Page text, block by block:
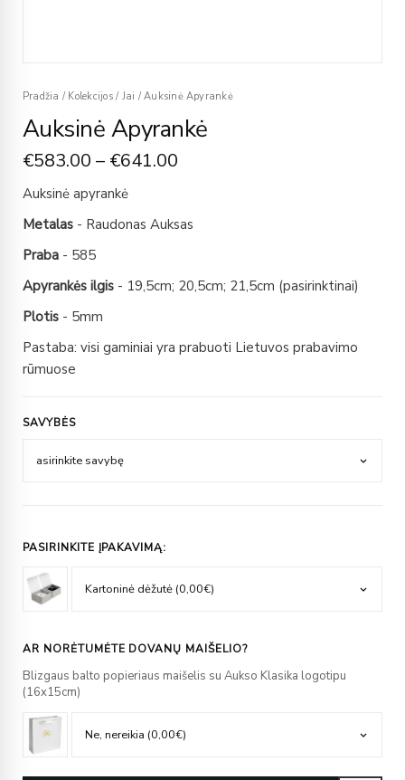
Pradžia / Kolekcijos / Jai /Auksinė Apyrankė
Auksinė Apyrankė
€583.00 – €641.00
Auksinė apyrankė
Metalas - Raudonas Auksas
Praba - 585
Apyrankės ilgis - 19,5cm; 20,5cm; 21,5cm (pasirinktinai)
Plotis - 5mm
Pastaba: visi gaminiai yra prabuoti Lietuvos prabavimo
rūmuose
SAVYBĖS
PASIRINKITE ĮPAKAVIMĄ:
AR NORĖTUMĖTE DOVANŲ MAIŠELIO?
Blizgaus balto popieriaus maišelis su Aukso Klasika logotipu
(16x15cm)